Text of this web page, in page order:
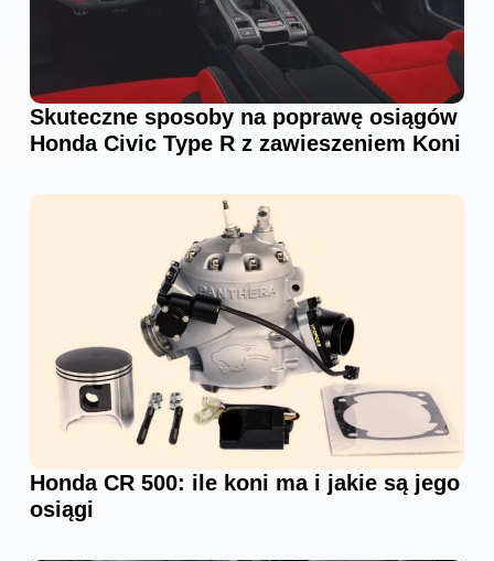
Skuteczne sposoby na poprawę osiągów
Honda Civic Type R z zawieszeniem Koni
Honda CR 500: ile koni ma i jakie są jego
osiągi